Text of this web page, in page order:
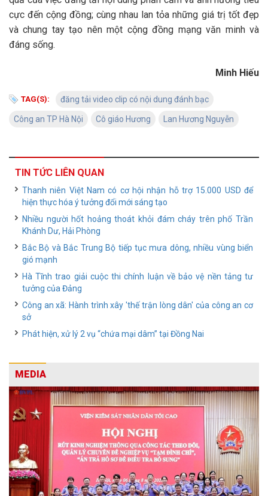
cực đến cộng đồng; cùng nhau lan tỏa những giá trị tốt đẹp
và chung tay tạo nên một cộng đồng mạng văn minh và
đáng sống.
Minh Hiếu
TAG(S): đăng tải video clip có nội dung đánh bạc
Công an TP Hà Nội Cô giáo Hương Lan Hương Nguyễn
TIN TỨC LIÊN QUAN
Thanh niên Việt Nam có cơ hội nhận hỗ trợ 15.000 USD để
hiện thực hóa ý tưởng đổi mới sáng tạo
Nhiều người hốt hoảng thoát khỏi đám cháy trên phố Trần
Khánh Dư, Hải Phòng
Bắc Bộ và Bắc Trung Bộ tiếp tục mưa dông, nhiều vùng biển
gió mạnh
Hà Tĩnh trao giải cuộc thi chính luận về bảo vệ nền tảng tư
tưởng của Đảng
Công an xã: Hành trình xây 'thế trận lòng dân' của công an cơ
sở
Phát hiện, xử lý 2 vụ “chứa mại dâm” tại Đồng Nai
MEDIA